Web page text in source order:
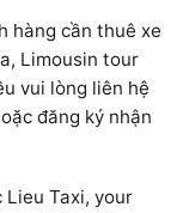
hàng cần thuê xe
Limousin tour
vui lòng liên hệ
đăng ký nhận
Taxi, your